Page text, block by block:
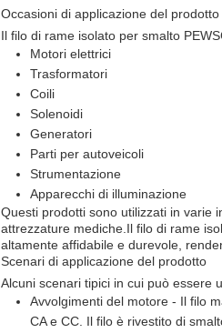
Occasioni di applicazione del prodotto
Il filo di rame isolato per smalto
Motori elettrici
Trasformatori
Coili
Solenoidi
Generatori
Parti per autoveicoli
Strumentazione
Apparecchi di illuminazione
Questi prodotti sono utilizzati in varie
attrezzature mediche.Il filo di rame
altamente affidabile e durevole,
Scenari di applicazione del prodotto
Alcuni scenari tipici in cui può essere
Avvolgimenti del motore - Il filo
CA e CC. Il filo è rivestito di